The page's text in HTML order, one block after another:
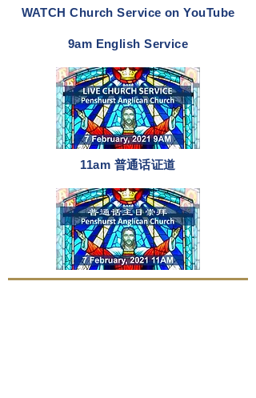
WATCH Church Service on YouTube
9am English Service
11am 普通话证道